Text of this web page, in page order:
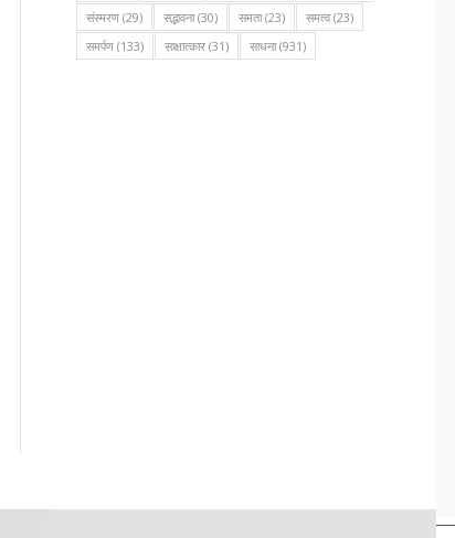
संस्मरण (29) सद्भावना(30) समता(23) समत्व(23)
समर्पण (133) साक्षात्कार (31) साधना(931)